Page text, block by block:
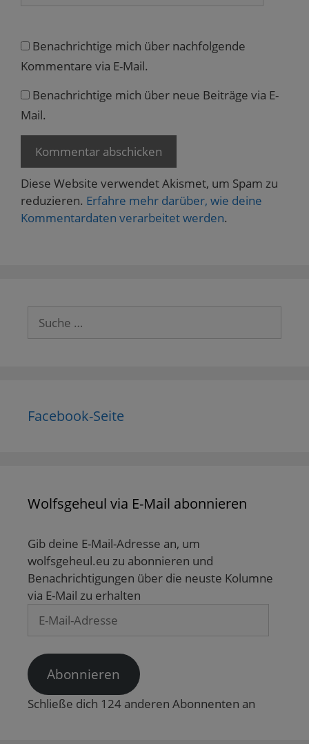
Benachrichtige mich über nachfolgende
Kommentare via E-Mail.
Benachrichtige mich über neue Beiträge via E-
Mail.
Diese Website verwendet Akismet, um Spam zu
reduzieren. Erfahre mehr darüber, wie deine
Kommentardaten verarbeitet werden.
nach:
Facebook-Seite
Wolfsgeheul via E-Mail abonnieren
Gib deine E-Mail-Adresse an, um
wolfsgeheul.eu zu abonnieren und
Benachrichtigungen über die neuste Kolumne
via E-Mail zu erhalten
Mail-
Abonnieren
Schließe dich 124 anderen Abonnenten an